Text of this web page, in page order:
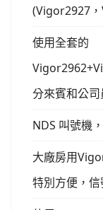
(Vigor2927
使用全套的
分來賓和公
NDS 叫號機
大廠房用
特別方便，